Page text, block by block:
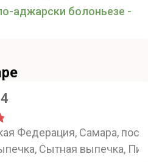
аджарски болоньезе -
Федерация, Самара,
Сытная выпечка,